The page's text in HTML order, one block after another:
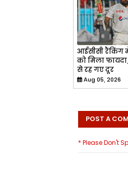
आईसीसी रैंकिंग
को मिला
से रह गए दूर
Aug 05, 2026
POST A
* Please Don't